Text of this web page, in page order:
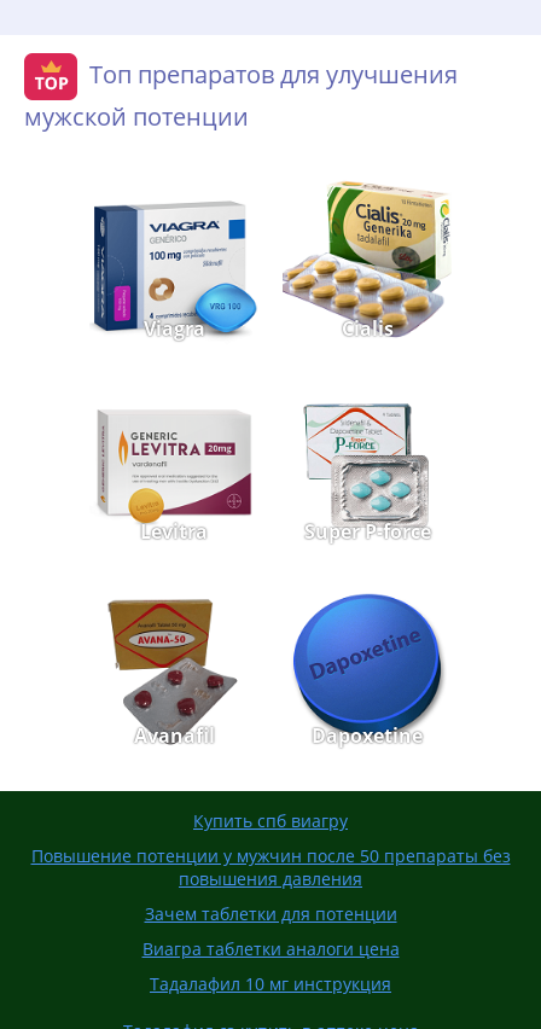
Топ препаратов для улучшения
мужской потенции
Viagra Cialis
Levitra Super P-force
Avanafil Dapoxetine
Купить спб виагру
Повышение потенции у мужчин после 50 препараты без
повышения давления
Зачем таблетки для потенции
Виагра таблетки аналоги цена
Тадалафил 10 мг инструкция